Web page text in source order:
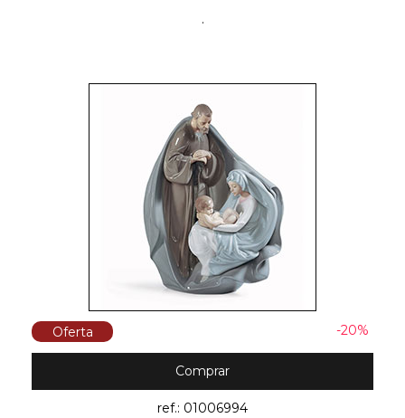
.
Oferta -20%
Comprar
ref.: 01006994